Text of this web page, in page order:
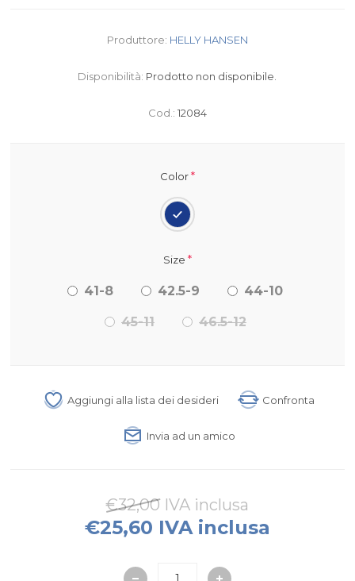
Produttore: HELLY HANSEN
Disponibilità: Prodotto non disponibile.
Cod.: 12084
Color*
Size *
41-8 42.5-9 44-10
45-11 46.5-12
Aggiungi alla lista dei desideri Confronta
Invia ad un amico
€32,00 IVA inclusa
€25,60 IVA inclusa